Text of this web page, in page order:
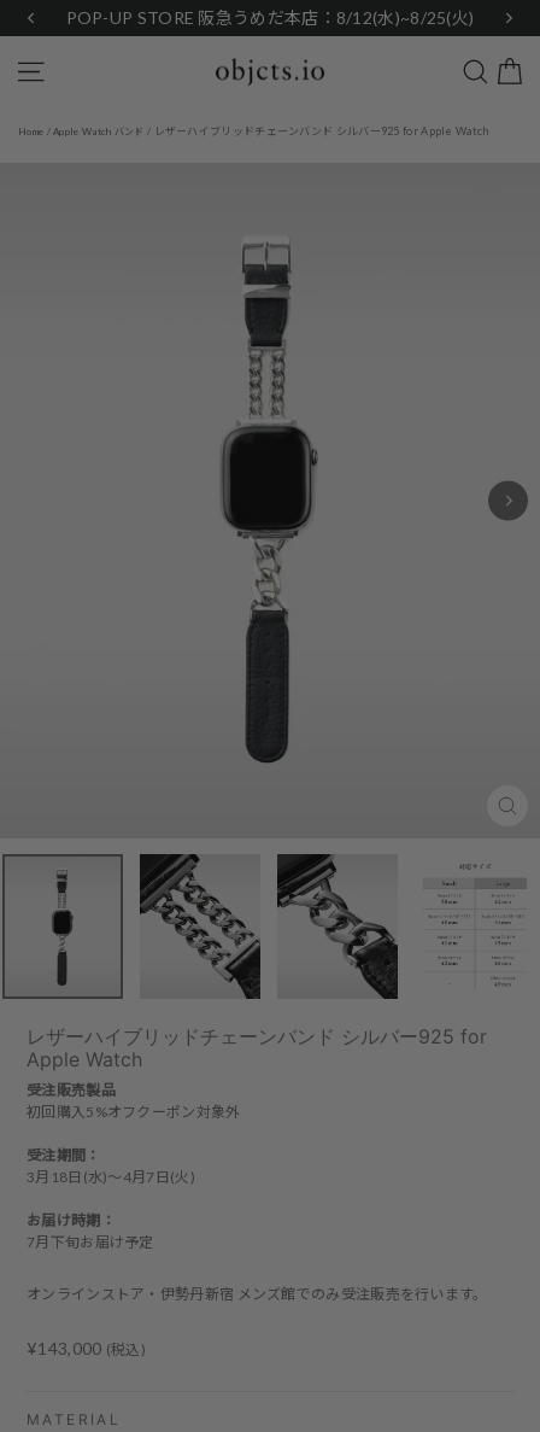
content
POP-UP STORE 阪急うめだ本店：8/12(水)~8/25(火)
Search
Home / Apple Watch バンド / レザーハイブリッドチェーンバンド シルバー925 for Apple Watch
レザーハイブリッドチェーンバンド シルバー925 for
Apple Watch
受注販売製品
初回購入5%オフクーポン対象外
受注期間：
3月18日(水)〜4月7日(火)
お届け時期：
7月下旬お届け予定
オンラインストア・伊勢丹新宿 メンズ館でのみ受注販売を行います。
Regular
¥143,000 (税込)
MATERIAL